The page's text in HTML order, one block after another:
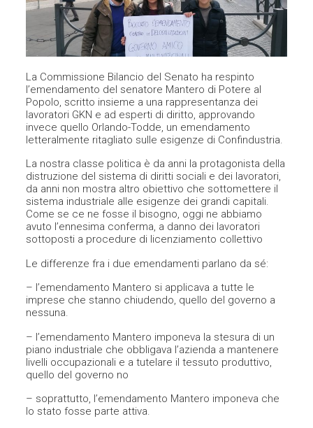
La Commissione Bilancio del Senato ha respinto
l’emendamento del senatore Mantero di Potere al
Popolo, scritto insieme a una rappresentanza dei
lavoratori GKN e ad esperti di diritto, approvando
invece quello Orlando-Todde, un emendamento
letteralmente ritagliato sulle esigenze di Confindustria.
La nostra classe politica è da anni la protagonista della
distruzione del sistema di diritti sociali e dei lavoratori,
da anni non mostra altro obiettivo che sottomettere il
sistema industriale alle esigenze dei grandi capitali.
Come se ce ne fosse il bisogno, oggi ne abbiamo
avuto l’ennesima conferma, a danno dei lavoratori
sottoposti a procedure di licenziamento collettivo
Le differenze fra i due emendamenti parlano da sé:
– l’emendamento Mantero si applicava a tutte le
imprese che stanno chiudendo, quello del governo a
nessuna.
– l’emendamento Mantero imponeva la stesura di un
piano industriale che obbligava l’azienda a mantenere
livelli occupazionali e a tutelare il tessuto produttivo,
quello del governo no
– soprattutto, l’emendamento Mantero imponeva che
lo stato fosse parte attiva.